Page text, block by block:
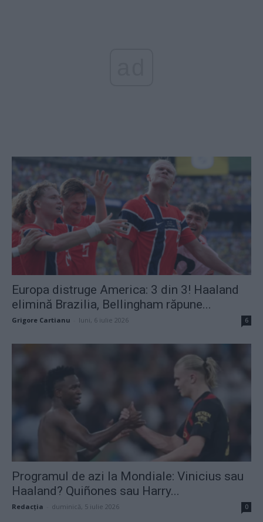
Europa distruge America: 3 din 3! Haaland
elimină Brazilia, Bellingham răpune...
Grigore Cartianu luni, 6 iulie 2026 6
Programul de azi la Mondiale: Vinicius sau
Haaland? Quiñones sau Harry...
Redacţia duminică, 5 iulie 2026 0